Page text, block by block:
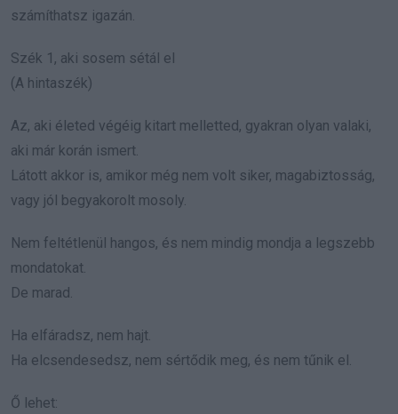
számíthatsz igazán.
Szék 1, aki sosem sétál el
(A hintaszék)
Az, aki életed végéig kitart melletted, gyakran olyan valaki,
aki már korán ismert.
Látott akkor is, amikor még nem volt siker, magabiztosság,
vagy jól begyakorolt mosoly.
Nem feltétlenül hangos, és nem mindig mondja a legszebb
mondatokat.
De marad.
Ha elfáradsz, nem hajt.
Ha elcsendesedsz, nem sértődik meg, és nem tűnik el.
Ő lehet: